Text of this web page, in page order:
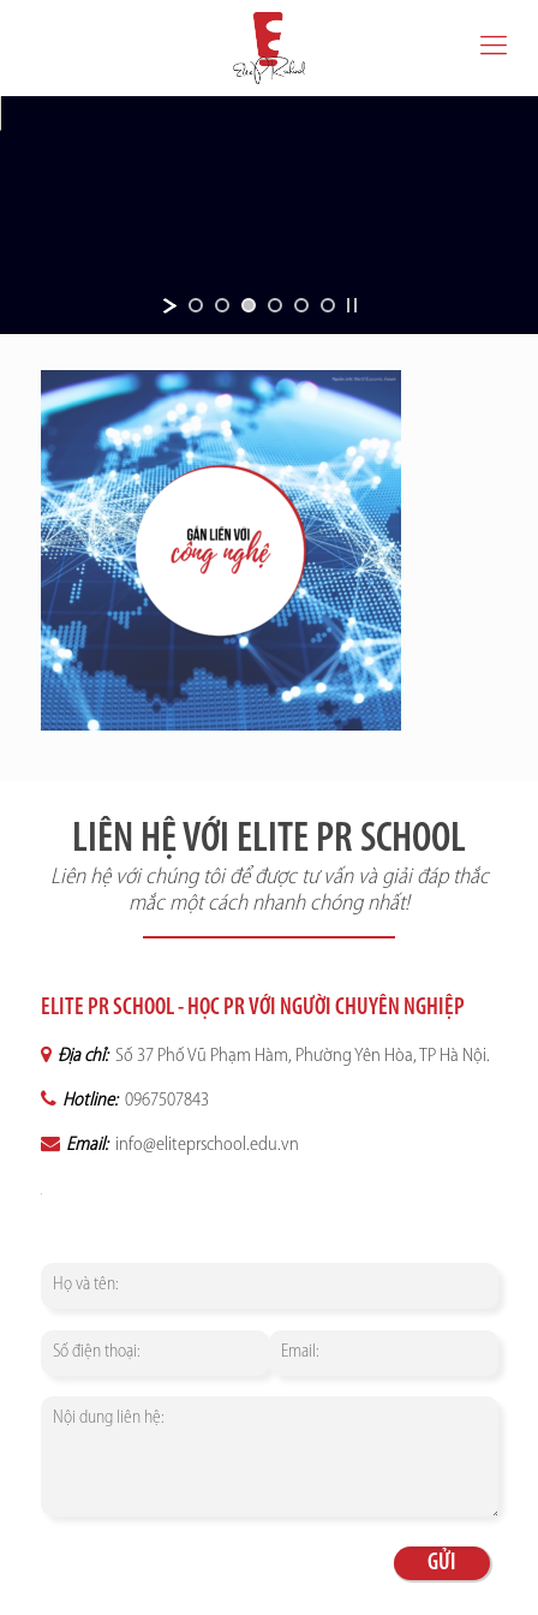
LIÊN HỆ VỚI ELITE PR SCHOOL
Liên hệ với chúng tôi để được tư vấn và giải đáp thắc
mắc một cách nhanh chóng nhất!
ELITE PR SCHOOL - HỌC PR VỚI NGƯỜI CHUYÊN NGHIỆP
Địa chỉ: Số 37 Phố Vũ Phạm Hàm, Phường Yên Hòa, TP Hà Nội.
Hotline: 0967507843
Email: info@eliteprschool.edu.vn